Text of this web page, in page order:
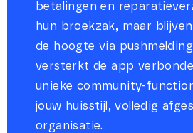
betalingen en
hun broekzak, maar
de hoogte via
versterkt de app
unieke community-
jouw huisstijl, volledig
organisatie.